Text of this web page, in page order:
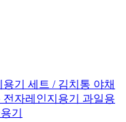
기 세트 / 김치통 야채
자레인지용기 과일용
기